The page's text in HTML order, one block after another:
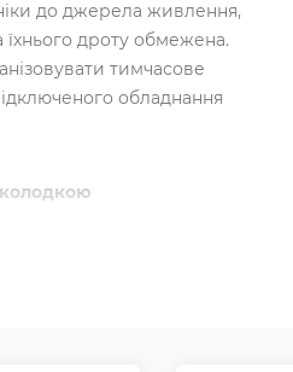
до джерела живлення,
дроту обмежена.
тимчасове
обладнання
побуті є перенесення на
врахуйте цілі
пристрої до нього